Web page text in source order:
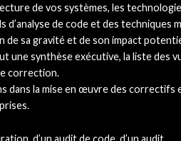
de vos systèmes, les
de code et des techniques
de sa gravité et de son impact
synthèse exécutive, la liste des
correction.
la mise en œuvre des correctifs